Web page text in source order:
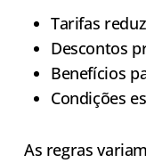
Tarifas
Descontos
Benefícios
Condições
As regras